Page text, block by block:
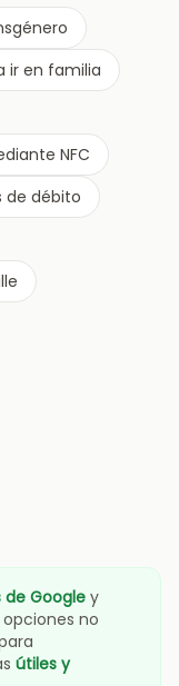
ir en familia
NFC
de débito
Googley
no
útiles y